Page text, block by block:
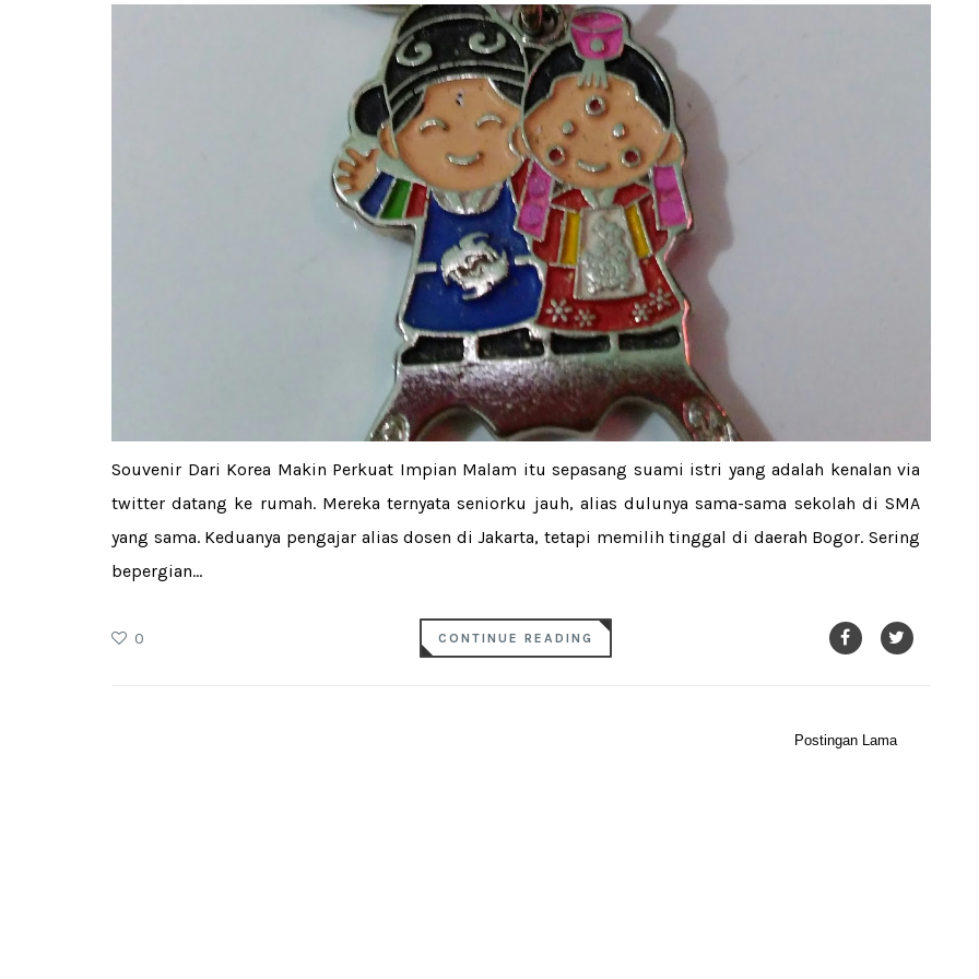
Souvenir Dari Korea Makin Perkuat Impian Malam itu sepasang suami istri yang adalah kenalan via
twitter datang ke rumah. Mereka ternyata seniorku jauh, alias dulunya sama-sama sekolah di SMA
yang sama. Keduanya pengajar alias dosen di Jakarta, tetapi memilih tinggal di daerah Bogor. Sering
bepergian...
0 CONTINUE READING
Postingan Lama